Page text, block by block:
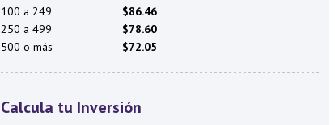
100 a 249
$86.46
250 a 499
$78.60
500 o más
$72.05
Calcula tu Inversión